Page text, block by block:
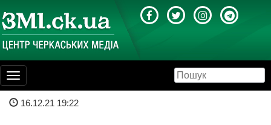
Toggle
navigation
16.12.21 19:22